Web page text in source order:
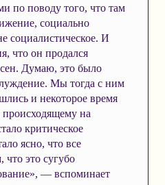
по поводу того, что там
социально
социалистическое. И
что он продался
Думаю, это было
Мы тогда с ним
и некоторое время
на
критическое
ясно, что все
это сугубо
— вспоминает